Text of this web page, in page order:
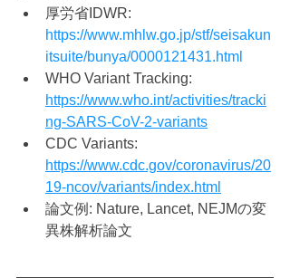
厚労省IDWR:
https://www.mhlw.go.jp/stf/seisakun
itsuite/bunya/0000121431.html
WHO Variant Tracking:
https://www.who.int/activities/tracki
ng-SARS-CoV-2-variants
CDC Variants:
https://www.cdc.gov/coronavirus/20
19-ncov/variants/index.html
論文例: Nature, Lancet, NEJMの変
異株解析論文